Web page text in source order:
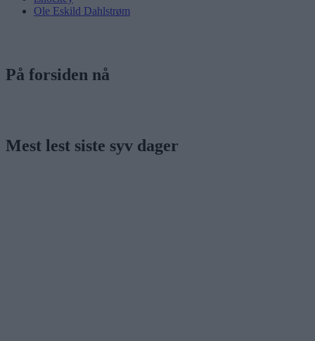
Ole Eskild Dahlstrøm
På forsiden nå
Mest lest siste syv dager